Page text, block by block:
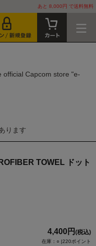
あと 8,000円 で送料無料
official Capcom store "e-
ります
TOWEL ドット
4,400円 (税込)
在庫：○ |220ポイント